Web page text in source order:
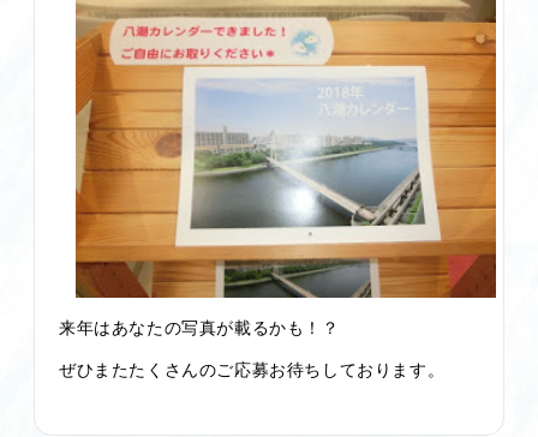
来年はあなたの写真が載るかも！？
ぜひまたたくさんのご応募お待ちしております。